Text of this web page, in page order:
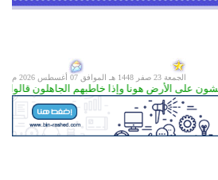
الجمعة 23 صفر 1448 هـ الموافق
هونا وإذا خاطبهم الجاهلون قالوا سلاما ( 63) )) سورة